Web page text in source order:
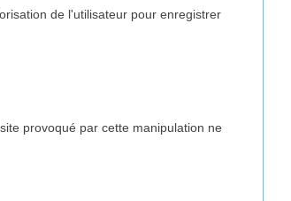
de l'utilisateur pour enregistrer
provoqué par cette manipulation ne